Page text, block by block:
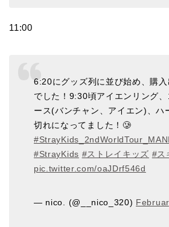
11:00
6:20にグッズ列に並び始め、購
でした！9:30頃アイエンリング
ース(バンチャン、アイエン)、ハ
切れになってました！🥲
#StrayKids #ストレイキッズ #ス
pic.twitter.com/oaJDrf546d
— nico. (@__nico_320)